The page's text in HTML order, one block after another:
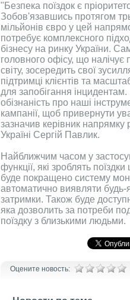
"Безпека поїздок є
Зобов'язавшись протягом
мільйонів євро у цей
потребує комплексного
бізнесу на ринку України.
головного офісу, що налічує
світу, зосередить свої
підтримці клієнтів та
для запобігання
обізнаність про наші
кампанії, щоб привернути
зазначив керівник напрямку
Україні Сергій Павлик.
Найближчим часом у
функції, які зроблять
буде покращено систему
автоматично виявляти будь-
затримки. Також буде
яка дозволить за потреби
поїздку з близькими людьми.
Оцените новость: